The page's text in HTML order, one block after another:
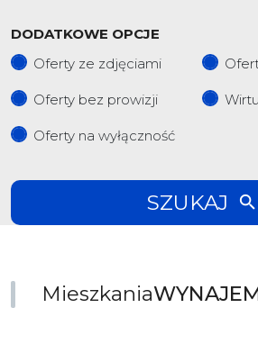
DODATKOWE OPCJE
Oferty ze zdjęciami
Oferty bez prowizji
Oferty na wyłączność
SZUKAJ
Mieszkania